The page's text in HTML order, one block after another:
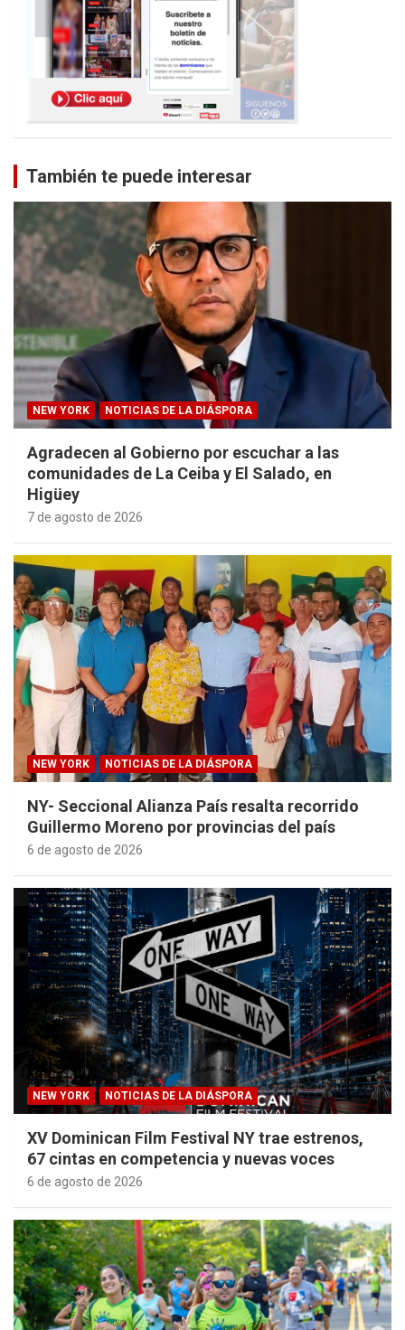
También te puede interesar
NEW YORK NOTICIAS DE LA DIÁSPORA
Agradecen al Gobierno por escuchar a las
comunidades de La Ceiba y El Salado, en
Higüey
7 de agosto de 2026
NEW YORK NOTICIAS DE LA DIÁSPORA
NY- Seccional Alianza País resalta recorrido
Guillermo Moreno por provincias del país
6 de agosto de 2026
NEW YORK NOTICIAS DE LA DIÁSPORA
XV Dominican Film Festival NY trae estrenos,
67 cintas en competencia y nuevas voces
6 de agosto de 2026